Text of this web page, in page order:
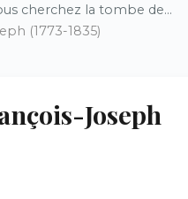
cherchez la tombe de...
(1773-1835)
Joseph